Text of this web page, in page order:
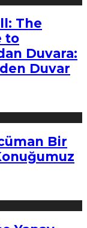
The
to
Duvara:
Duvar
Bir